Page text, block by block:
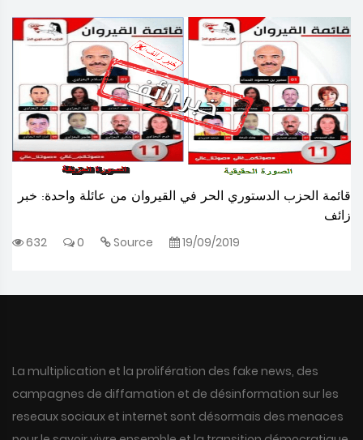
قائمة الحزب الدستوري الحر في القيروان من عائلة واحدة: خبر
زائف
632
0 Source 19/09/2019
La multiplication et la prolifération des fake news, des
campagnes de diffamation et de désinformation sur les
reseaux sociaux et internet sont désormais des menaces